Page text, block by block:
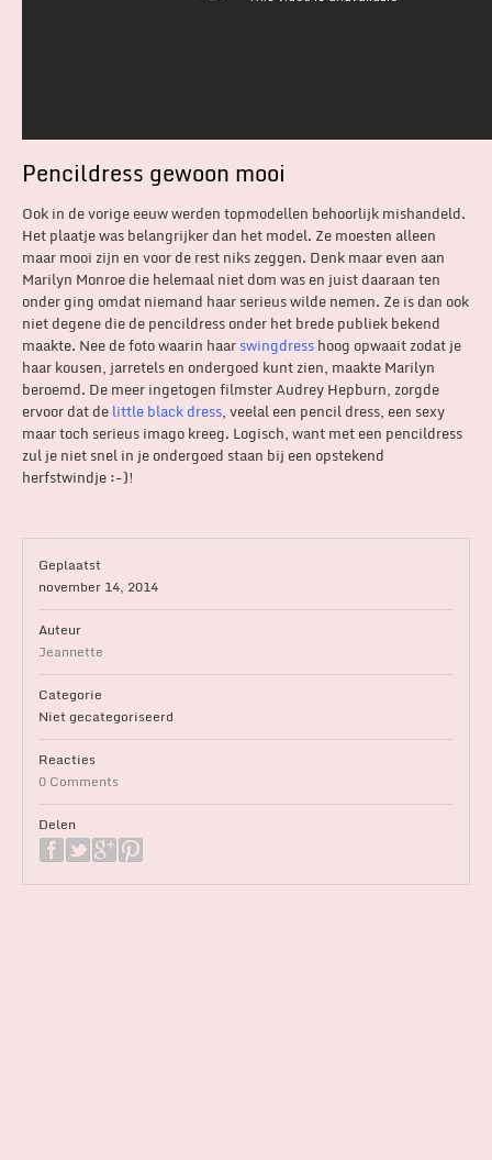
Pencildress gewoon mooi
Ook in de vorige eeuw werden topmodellen behoorlijk mishandeld.
Het plaatje was belangrijker dan het model. Ze moesten alleen
maar mooi zijn en voor de rest niks zeggen. Denk maar even aan
Marilyn Monroe die helemaal niet dom was en juist daaraan ten
onder ging omdat niemand haar serieus wilde nemen. Ze is dan ook
niet degene die de pencildress onder het brede publiek bekend
maakte. Nee de foto waarin haarswingdresshoog opwaait zodat je
haar kousen, jarretels en ondergoed kunt zien, maakte Marilyn
beroemd. De meer ingetogen filmster Audrey Hepburn, zorgde
ervoor dat delittle black dress, veelal een pencil dress, een sexy
maar toch serieus imago kreeg. Logisch, want met een pencildress
zul je niet snel in je ondergoed staan bij een opstekend
herfstwindje :-)!
Geplaatst
november 14, 2014
Auteur
Jeannette
Categorie
Niet gecategoriseerd
Reacties
0 Comments
Delen